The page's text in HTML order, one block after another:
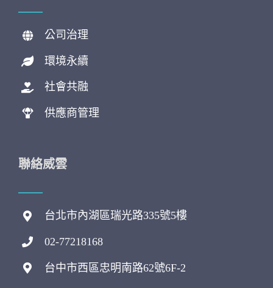
公司治理
環境永續
社會共融
供應商管理
聯絡威雲
台北市內湖區瑞光路335號5樓
02-77218168
台中市西區忠明南路62號6F-2